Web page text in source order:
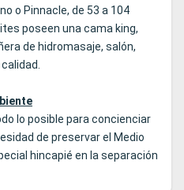
o Pinnacle, de 53 a 104
poseen una cama king,
de hidromasaje, salón,
lo posible para concienciar
de preservar el Medio
hincapié en la separación